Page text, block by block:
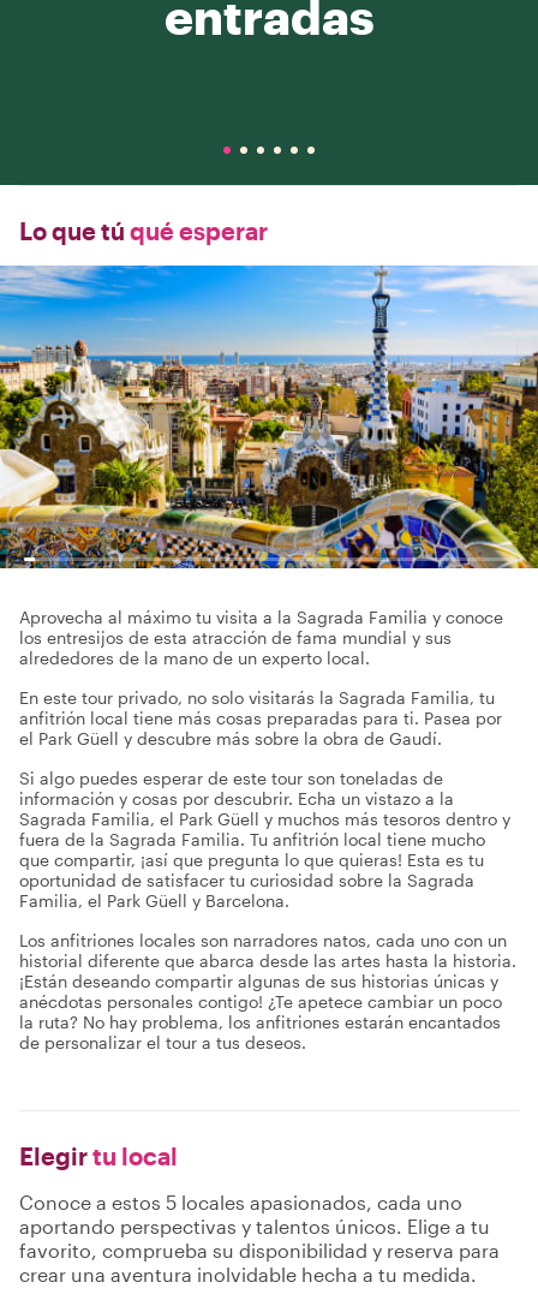
entradas
Lo que tú qué esperar
Aprovecha al máximo tu visita a la Sagrada Familia y conoce
los entresijos de esta atracción de fama mundial y sus
alrededores de la mano de un experto local.
En este tour privado, no solo visitarás la Sagrada Familia, tu
anfitrión local tiene más cosas preparadas para ti. Pasea por
el Park Güell y descubre más sobre la obra de Gaudí.
Si algo puedes esperar de este tour son toneladas de
información y cosas por descubrir. Echa un vistazo a la
Sagrada Familia, el Park Güell y muchos más tesoros dentro y
fuera de la Sagrada Familia. Tu anfitrión local tiene mucho
que compartir, ¡así que pregunta lo que quieras! Esta es tu
oportunidad de satisfacer tu curiosidad sobre la Sagrada
Familia, el Park Güell y Barcelona.
Los anfitriones locales son narradores natos, cada uno con un
historial diferente que abarca desde las artes hasta la historia.
¡Están deseando compartir algunas de sus historias únicas y
anécdotas personales contigo! ¿Te apetece cambiar un poco
la ruta? No hay problema, los anfitriones estarán encantados
de personalizar el tour a tus deseos.
Elegirtu local
Conoce a estos 5 locales apasionados, cada uno
aportando perspectivas y talentos únicos. Elige a tu
favorito, comprueba su disponibilidad y reserva para
crear una aventura inolvidable hecha a tu medida.